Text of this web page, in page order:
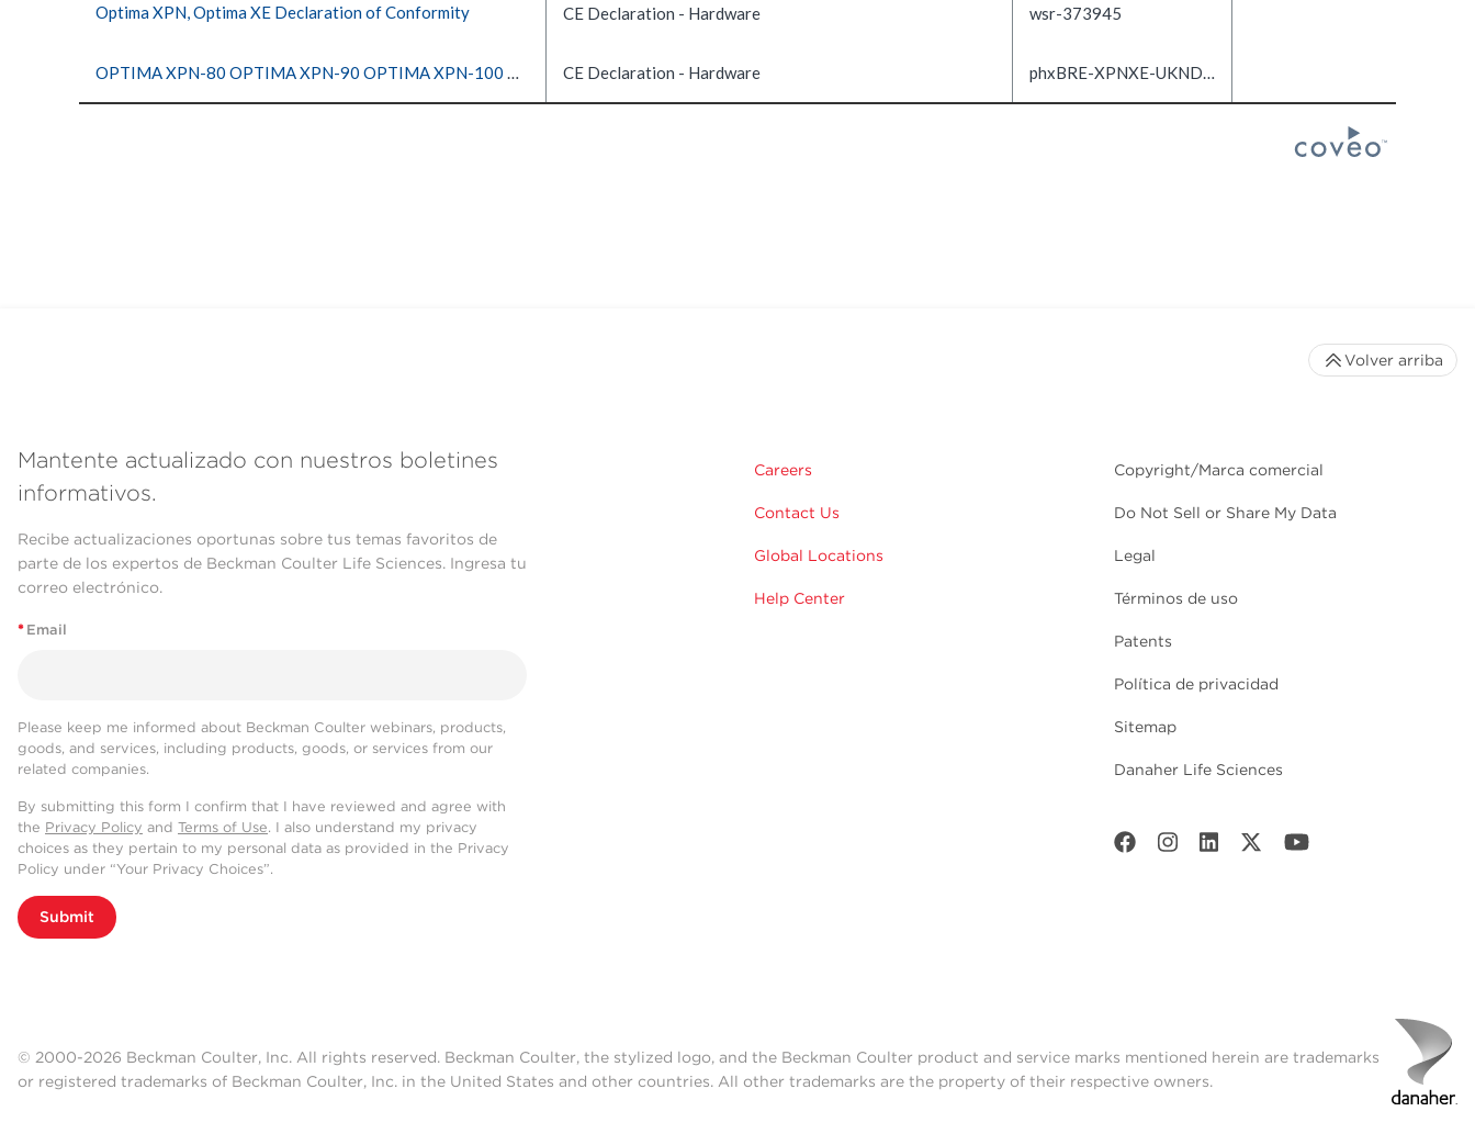
Optima XPN, Optima XE Declaration of Conformity CE Declaration - Hardware wsr-373945
OPTIMA XPN-80 OPTIMA XPN-90 OPTIMA XPN-100 OPTIMA XE-90 OPTIMA XE-100 CE Declaration - Hardware phxBRE-XPNXE-UKND-DOC1.0-EN_US
Mantente actualizado con nuestros boletines
informativos.
Recibe actualizaciones oportunas sobre tus temas favoritos de
parte de los expertos de Beckman Coulter Life Sciences. Ingresa tu
correo electrónico.
* Email
Please keep me informed about Beckman Coulter webinars, products,
goods, and services, including products, goods, or services from our
related companies.
By submitting this form I confirm that I have reviewed and agree with
the Privacy Policy and Terms of Use. I also understand my privacy
choices as they pertain to my personal data as provided in the Privacy
Policy under “Your Privacy Choices”.
Submit
Careers
Contact Us
Global Locations
Help Center
Copyright/Marca comercial
Do Not Sell or Share My Data
Legal
Términos de uso
Patents
Política de privacidad
Sitemap
Danaher Life Sciences
Volver arriba
© 2000-2026 Beckman Coulter, Inc. All rights reserved. Beckman Coulter, the stylized logo, and the Beckman Coulter product and service marks mentioned herein are trademarks
or registered trademarks of Beckman Coulter, Inc. in the United States and other countries. All other trademarks are the property of their respective owners.